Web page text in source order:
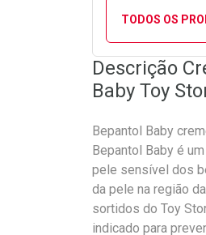
TODOS OS
Descrição
Baby Toy
Bepantol Baby
Bepantol Baby é
pele sensível dos
da pele na região
sortidos do Toy
indicado para